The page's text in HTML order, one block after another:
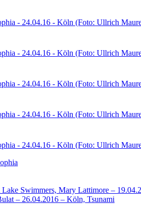
Lake Swimmers, Mary Lattimore –
– 26.04.2016 – Köln, Tsunami